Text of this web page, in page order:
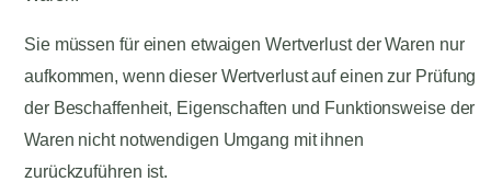
Sie müssen für einen etwaigen Wertverlust der Waren nur
aufkommen, wenn dieser Wertverlust auf einen zur Prüfung
der Beschaffenheit, Eigenschaften und Funktionsweise der
Waren nicht notwendigen Umgang mit ihnen
zurückzuführen ist.